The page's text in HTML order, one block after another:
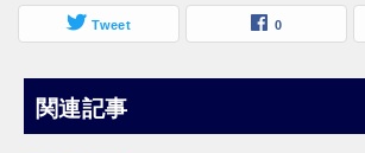
Tweet 0
関連記事